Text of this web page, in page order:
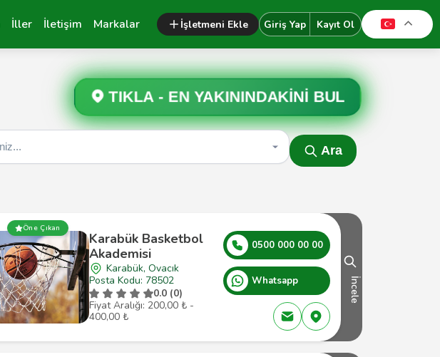
İller İletişim Markalar İşletmeni Ekle Giriş Yap Kayıt Ol
TIKLA - EN YAKININDAKİNİ BUL
Ara
Öne Çıkan
Karabük Basketbol
Akademisi
Karabük, Ovacık
Posta Kodu: 78502
0.0 (0)
Fiyat Aralığı: 200,00 ₺ -
400,00 ₺
0500 000 00 00
Whatsapp İncele